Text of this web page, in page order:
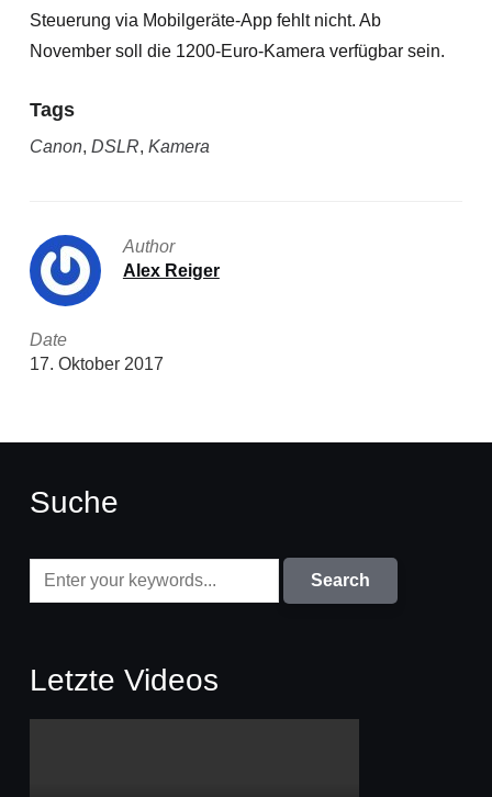
Steuerung via Mobilgeräte-App fehlt nicht. Ab
November soll die 1200-Euro-Kamera verfügbar sein.
Tags
Canon, DSLR, Kamera
Author
Alex Reiger
Date
17. Oktober 2017
Suche
Letzte Videos